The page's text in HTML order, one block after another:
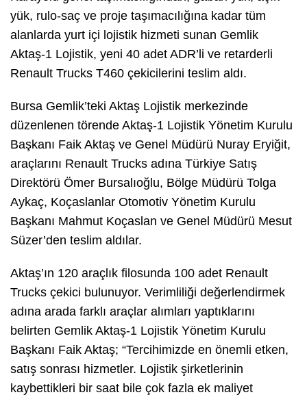
yük, rulo-saç ve proje taşımacılığına kadar tüm
alanlarda yurt içi lojistik hizmeti sunan Gemlik
Aktaş-1 Lojistik, yeni 40 adet ADR’li ve retarderli
Renault Trucks T460 çekicilerini teslim aldı.
Bursa Gemlik’teki Aktaş Lojistik merkezinde
düzenlenen törende Aktaş-1 Lojistik Yönetim Kurulu
Başkanı Faik Aktaş ve Genel Müdürü Nuray Eryiğit,
araçlarını Renault Trucks adına Türkiye Satış
Direktörü Ömer Bursalıoğlu, Bölge Müdürü Tolga
Aykaç, Koçaslanlar Otomotiv Yönetim Kurulu
Başkanı Mahmut Koçaslan ve Genel Müdürü Mesut
Süzer’den teslim aldılar.
Aktaş’ın 120 araçlık filosunda 100 adet Renault
Trucks çekici bulunuyor. Verimliliği değerlendirmek
adına arada farklı araçlar alımları yaptıklarını
belirten Gemlik Aktaş-1 Lojistik Yönetim Kurulu
Başkanı Faik Aktaş; “Tercihimizde en önemli etken,
satış sonrası hizmetler. Lojistik şirketlerinin
kaybettikleri bir saat bile çok fazla ek maliyet